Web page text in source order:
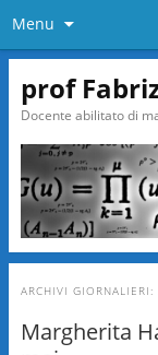
Menu
prof
Docente abilitato di
ARCHIVI GIORNALIERI:
Margherita